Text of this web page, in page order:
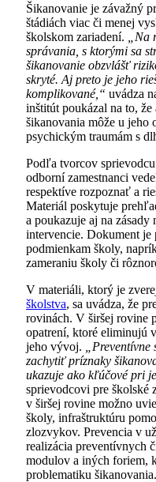
Šikanovanie je závažný
štádiách viac či menej
školskom zariadení. „Na
správania, s ktorými sa
šikanovanie obzvlášť
skryté. Aj preto je jeho
komplikované,“ uvádza
inštitút poukázal na to,
šikanovania môže u jeho
psychickým traumám s
Podľa tvorcov
odborní zamestnanci
respektíve rozpoznať a
Materiál poskytuje
a poukazuje aj na zásady
intervencie. Dokument
podmienkam školy,
zameraniu školy či
V materiáli, ktorý je
školstva, sa uvádza, že
rovinách. V širšej rovine
opatrení, ktoré eliminujú
jeho vývoj.
zachytiť príznaky
ukazuje ako kľúčové pri
sprievodcovi pre školské
v širšej rovine možno
školy, infraštruktúru
zlozvykov. Prevencia v
realizácia preventívnych
modulov a iných foriem,
problematiku šikanovania.